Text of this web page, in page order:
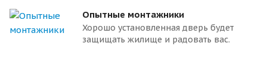
Опытные монтажники
Хорошо установленная дверь будет
защищать жилище и радовать вас.